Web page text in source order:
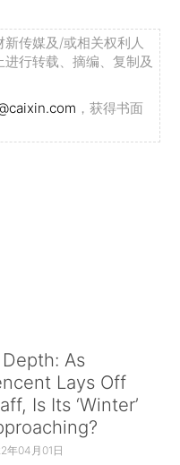
传媒及/或相关权利人
行转载、摘编、复制及
，获得书面
Depth: As
Lays Off
Is Its ‘Winter’
年04月01日